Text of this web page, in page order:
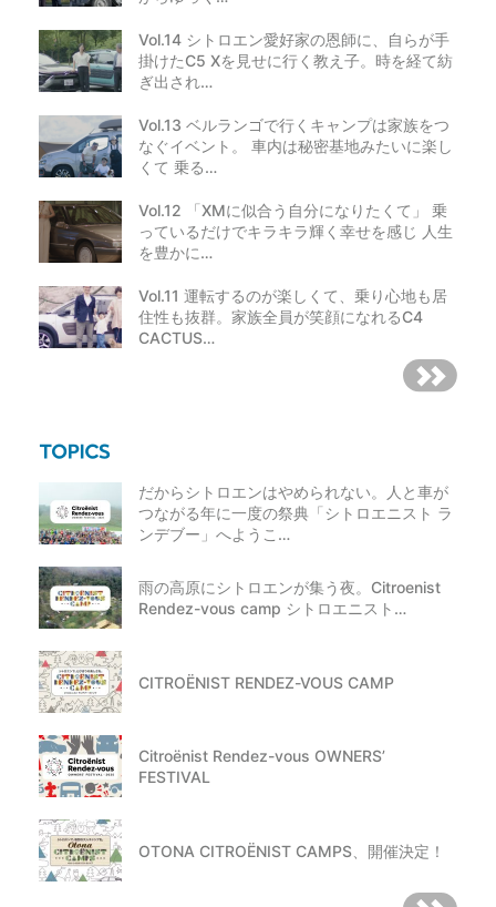
Vol.14 シトロエン愛好家の恩師に、自らが手
掛けたC5 Xを見せに行く教え子。時を経て紡
ぎ出され…
Vol.13 ベルランゴで行くキャンプは家族をつ
なぐイベント。 車内は秘密基地みたいに楽し
くて 乗る…
Vol.12 「XMに似合う自分になりたくて」 乗
っているだけでキラキラ輝く幸せを感じ 人生
を豊かに…
Vol.11 運転するのが楽しくて、乗り心地も居
住性も抜群。家族全員が笑顔になれるC4
CACTUS…
だからシトロエンはやめられない。人と車が
つながる年に一度の祭典「シトロエニスト ラ
ンデブー」へようこ…
雨の高原にシトロエンが集う夜。Citroenist
Rendez-vous camp シトロエニスト…
CITROËNIST RENDEZ-VOUS CAMP
Citroënist Rendez-vous OWNERS’
FESTIVAL
OTONA CITROËNIST CAMPS、開催決定！